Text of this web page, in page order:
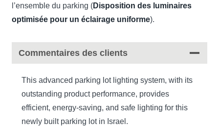
l’ensemble du parking (Disposition des luminaires
optimisée pour un éclairage uniforme).
Commentaires des clients
This advanced parking lot lighting system, with its
outstanding product performance, provides
efficient, energy-saving, and safe lighting for this
newly built parking lot in Israel.